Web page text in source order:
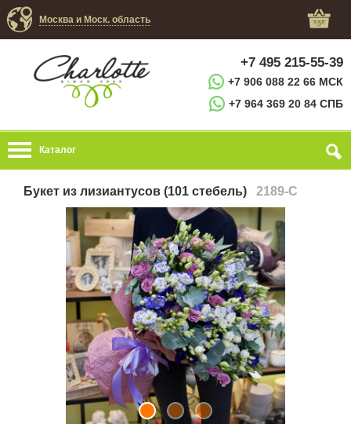
Москва и Моск. область
+7 495 215-55-39
+7 906 088 22 66 МСК
+7 964 369 20 84 СПБ
Каталог
Букет из лизиантусов (101 стебель) 2189-C